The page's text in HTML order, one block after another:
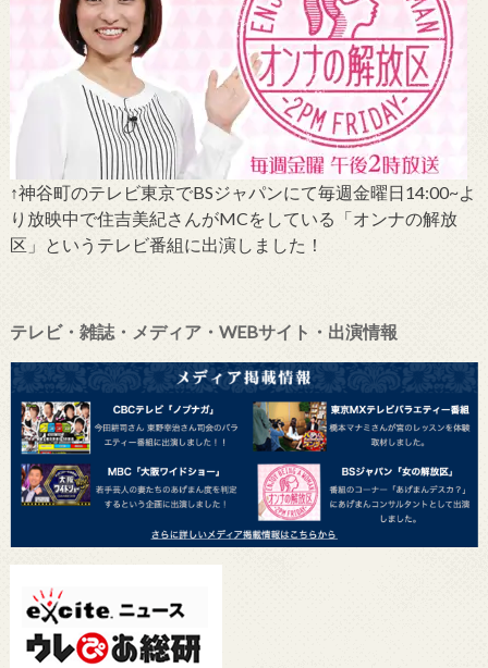
↑神谷町のテレビ東京でBSジャパンにて毎週金曜日14:00~よ
り放映中で住吉美紀さんがMCをしている「オンナの解放
区」というテレビ番組に出演しました！
テレビ・雑誌・メディア・WEBサイト・出演情報